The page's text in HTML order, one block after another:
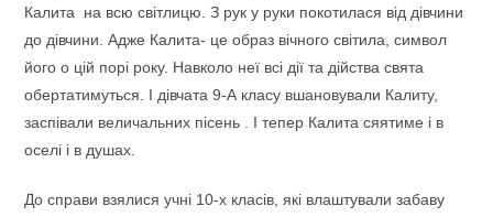
Калита на всю світлицю. З рук у руки покотилася від дівчини
до дівчини. Адже Калита- це образ вічного світила, символ
його о цій порі року. Навколо неї всі дії та дійства свята
обертатимуться. І дівчата 9-А класу вшановували Калиту,
заспівали величальних пісень . І тепер Калита сяятиме і в
оселі і в душах.
До справи взялися учні 10-х класів, які влаштували забаву